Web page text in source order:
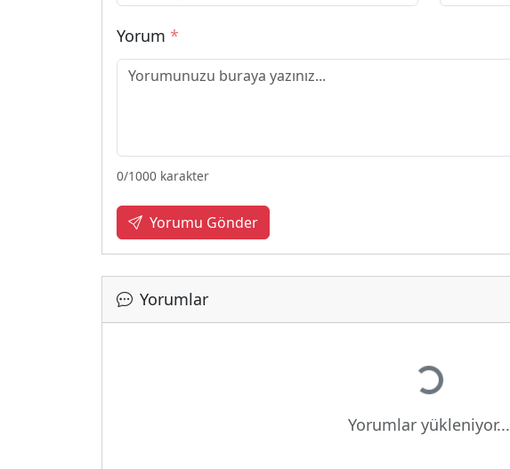
Yorum *
0/1000 karakter
Yorumu Gönder
Yorumlar
Yükleniyor...
Yorumlar yükleniyor...